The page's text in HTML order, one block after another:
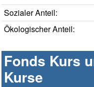
Sozialer Anteil:
Ökologischer Anteil:
Fonds Kurs
Kurse